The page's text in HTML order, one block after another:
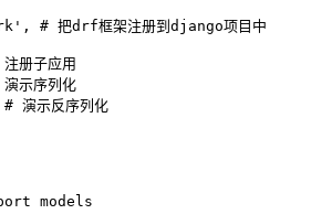
, # 把drf框架注册到django项目中
册子应用
示序列化
# 演示反序列化
models